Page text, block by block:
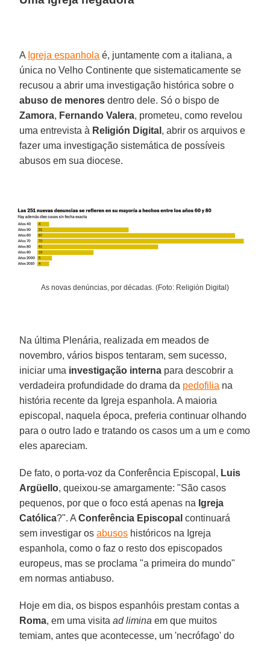
A Igreja espanhola é, juntamente com a italiana, a
única no Velho Continente que sistematicamente se
recusou a abrir uma investigação histórica sobre o
abuso de menores dentro dele. Só o bispo de
Zamora, Fernando Valera, prometeu, como revelou
uma entrevista à Religión Digital , abrir os arquivos e
fazer uma investigação sistemática de possíveis
abusos em sua diocese.
As novas denúncias, por décadas. (Foto: Religión Digital)
Na última Plenária, realizada em meados de
novembro, vários bispos tentaram, sem sucesso,
iniciar uma investigação interna para descobrir a
verdadeira profundidade do drama da pedofilia na
história recente da Igreja espanhola. A maioria
episcopal, naquela época, preferia continuar olhando
para o outro lado e tratando os casos um a um e como
eles apareciam.
De fato, o porta-voz da Conferência Episcopal, Luis
Argüello, queixou-se amargamente: "São casos
pequenos, por que o foco está apenas na Igreja
Católica?". AConferência Episcopal continuará
sem investigar osabusos históricos na Igreja
espanhola, como o faz o resto dos episcopados
europeus, mas se proclama "a primeira do mundo"
em normas antiabuso.
Hoje em dia, os bispos espanhóis prestam contas a
Roma, em uma visitaad limina em que muitos
temiam, antes que acontecesse, um 'necrófago' do